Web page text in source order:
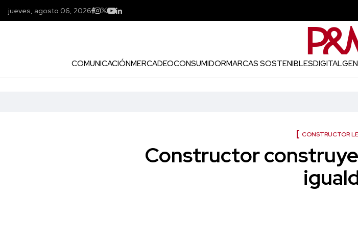
jueves, agosto 06, 2026
COMUNICACIÓNMERCADEOCONSUMIDORMARCAS SOSTENIBLESDIGITAL
CONSTRUCTOR
Constructor